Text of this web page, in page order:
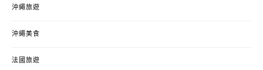
沖繩旅遊
沖繩美食
法國旅遊